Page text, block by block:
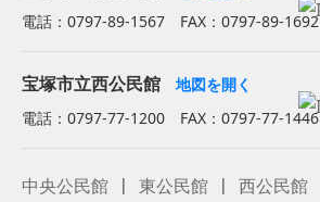
電話：0797-89-1567 FAX：0797-89-1692
宝塚市立西公民館
地図を開く
電話：0797-77-1200 FAX：0797-77-1446
中央公民館 東公民館 西公民館